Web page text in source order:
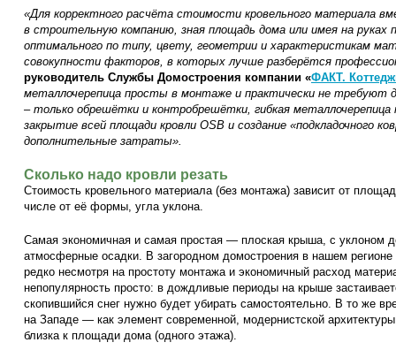
«Для корректного расчёта стоимости кровельного материала
в строительную компанию, зная площадь дома или имея на руках
оптимального по типу, цвету, геометрии и характеристикам
совокупности факторов, в которых лучше разберётся
руководитель Службы Домостроения компании «ФАКТ.
металлочерепица просты в монтаже и практически не требуют
– только обрешётки и контробрешётки, гибкая металлочерепица
закрытие всей площади кровли OSB и создание «подкладочного
дополнительные затраты».
Сколько надо кровли резать
Стоимость кровельного материала (без монтажа) зависит от
числе от её формы, угла уклона.
Самая экономичная и самая простая — плоская крыша, с уклоном
атмосферные осадки. В загородном домостроения в нашем регионе
редко несмотря на простоту монтажа и экономичный расход
непопулярность просто: в дождливые периоды на крыше
скопившийся снег нужно будет убирать самостоятельно. В то же
на Западе — как элемент современной, модернистской
близка к площади дома (одного этажа).